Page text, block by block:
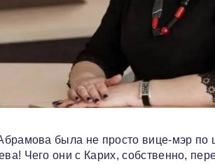
Абрамова была не просто вице-мэр
Чего они с Карих, собственно,